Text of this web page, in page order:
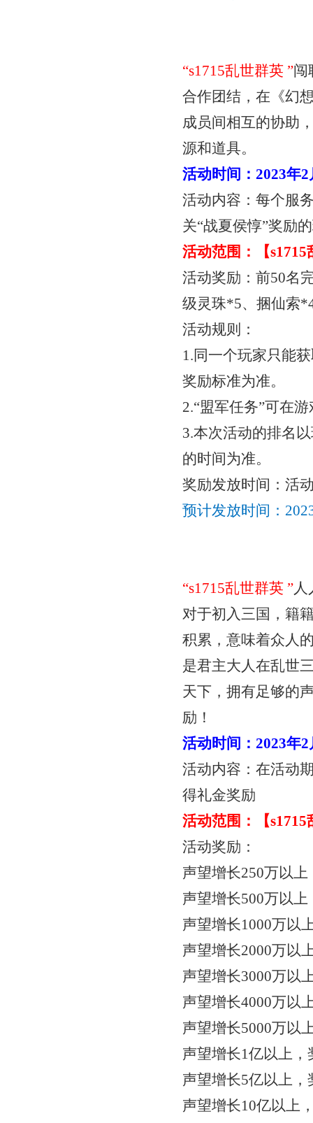
“s1715乱世群英”闯
合作团结，在《幻
成员间相互的协助
源和道具。
活动时间：2023年
活动内容：每个服
关“战夏侯惇”奖励
活动范围：【
活动奖励：前50名
级灵珠*5、捆仙索
活动规则：
1.同一个玩家只能
奖励标准为准。
2.“盟军任务”可在
3.本次活动的排名
的时间为准。
奖励发放时间：活
预计发放时间：
“s1715乱世群英”
对于初入三国，籍
积累，意味着众人
是君主大人在乱世
天下，拥有足够的
励！
活动时间：2023年
活动内容：在活动
得礼金奖励
活动范围：【
活动奖励：
声望增长250万以
声望增长500万以
声望增长1000万以
声望增长2000万以
声望增长3000万以
声望增长4000万以
声望增长5000万以
声望增长1亿以上，
声望增长5亿以上，
声望增长10亿以上